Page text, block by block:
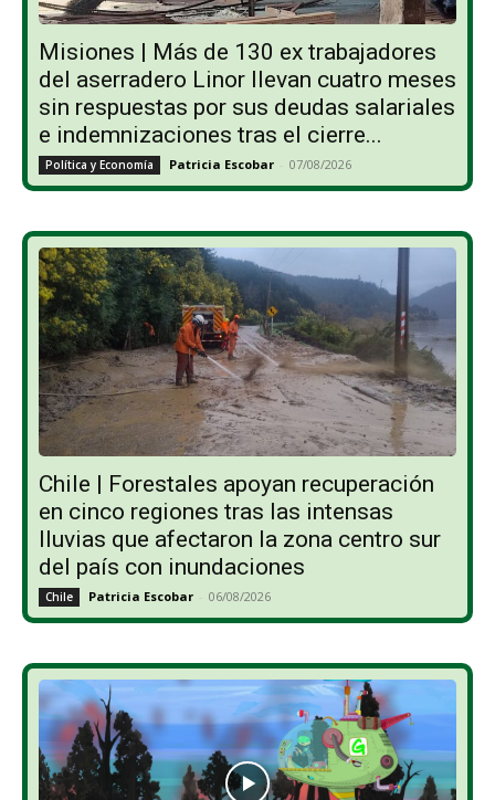
Misiones | Más de 130 ex trabajadores
del aserradero Linor llevan cuatro meses
sin respuestas por sus deudas salariales
e indemnizaciones tras el cierre...
Política y Economía Patricia Escobar - 07/08/2026
Chile | Forestales apoyan recuperación
en cinco regiones tras las intensas
lluvias que afectaron la zona centro sur
del país con inundaciones
Chile Patricia Escobar - 06/08/2026